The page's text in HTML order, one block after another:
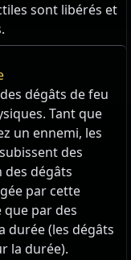
sont libérés et
dégâts de feu
Tant que
un ennemi, les
des
dégâts
par cette
par des
durée (les dégâts
la durée).